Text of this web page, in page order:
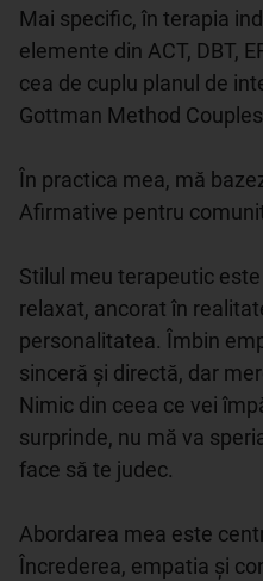
Mai specific, în terapia
elemente din ACT, DBT,
cea de cuplu planul de
Gottman Method
În practica mea, mă
Afirmative pentru
Stilul meu terapeutic
relaxat, ancorat în
personalitatea. Îmbin
sinceră și directă, dar
Nimic din ceea ce vei
surprinde, nu mă va
face să te judec.
Abordarea mea este
Încrederea, empatia și